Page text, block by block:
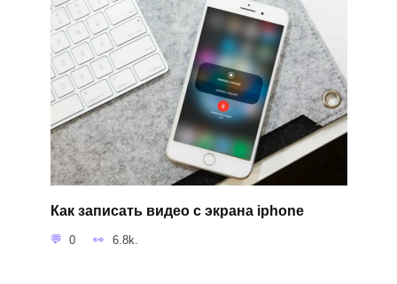
Как записать видео с экрана iphone
0 6.8k.